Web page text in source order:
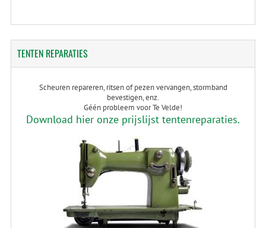
TENTENREPARATIES
Scheuren repareren, ritsen of pezen vervangen, stormband
bevestigen, enz.
Géén probleem voor Te Velde!
Download hier onze prijslijst tentenreparaties.